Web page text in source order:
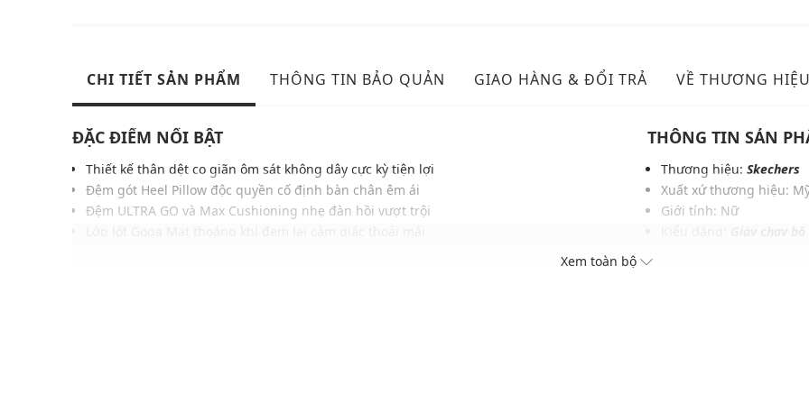
CHI TIẾT SẢN PHẨM THÔNG TIN BẢO QUẢN GIAO HÀNG & ĐỔI TRẢ VỀ THƯƠNG HIỆU
ĐẶC ĐIỂM NỔI BẬT
Thiết kế thân dệt co giãn ôm sát không dây cực kỳ tiện lợi
Đệm gót Heel Pillow độc quyền cố định bàn chân êm ái
Đệm ULTRA GO và Max Cushioning nhẹ đàn hồi vượt trội
THÔNG TIN SẢN
Thương hiệu: Skechers
Xuất xứ thương hiệu:
Giới tính: Nữ
Xem toàn bộ